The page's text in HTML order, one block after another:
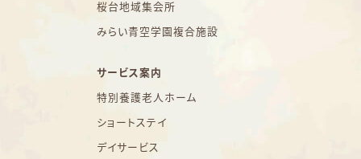
桜台地域集会所
みらい青空学園複合施設
サービス案内
特別養護老人ホーム
ショートステイ
デイサービス